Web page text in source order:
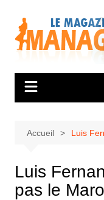
contenu
Accueil Luis
Luis
pas le